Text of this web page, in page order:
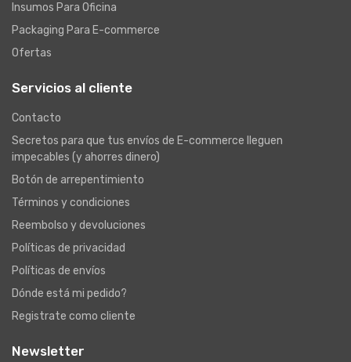
Insumos Para Oficina
Packaging Para E-commerce
Ofertas
Servicios al cliente
Contacto
Secretos para que tus envíos de E-commerce lleguen
impecables (y ahorres dinero)
Botón de arrepentimiento
Términos y condiciones
Reembolso y devoluciones
Políticas de privacidad
Políticas de envíos
Dónde está mi pedido?
Registrate como cliente
Newsletter